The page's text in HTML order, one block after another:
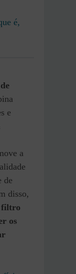
é,
e
a
de
disso,
filtro
os